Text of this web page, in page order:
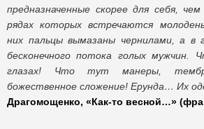
предназначенные скорее для себя,
рядах которых встречаются
них пальцы вымазаны чернилами, а в
бесконечного потока голых мужчин.
глазах! Что тут манеры,
божественное сложение! Ерунда… Их
Драгомощенко, «Как-то весной…»